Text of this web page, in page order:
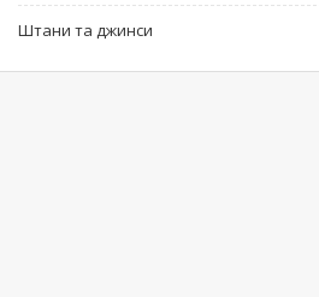
Штани та джинси